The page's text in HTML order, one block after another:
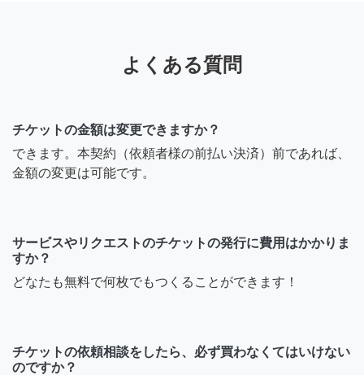
よくある質問
チケットの金額は変更できますか？
できます。本契約（依頼者様の前払い決済）前であれば、
金額の変更は可能です。
サービスやリクエストのチケットの発行に費用はかかりま
すか？
どなたも無料で何枚でもつくることができます！
チケットの依頼相談をしたら、必ず買わなくてはいけない
のですか？